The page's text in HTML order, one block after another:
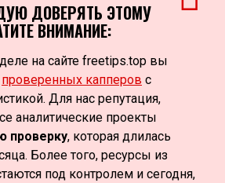
ДОВЕРЯТЬ ЭТОМУ
ВНИМАНИЕ:
на сайте freetips.top вы
проверенных капперов с
Для нас репутация,
аналитические проекты
проверку, которая длилась
Более того, ресурсы из
под контролем и сегодня,